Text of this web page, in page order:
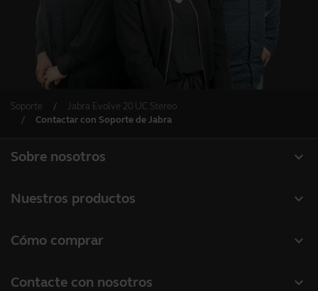
Soporte
Jabra Evolve 20 UC Stereo
Contactar con Soporte de Jabra
expand_more
Sobre nosotros
Sostenibilidad
expand_more
Nuestros productos
Cámaras de conferencia
expand_more
Cómo comprar
expand_more
Contacte con nosotros